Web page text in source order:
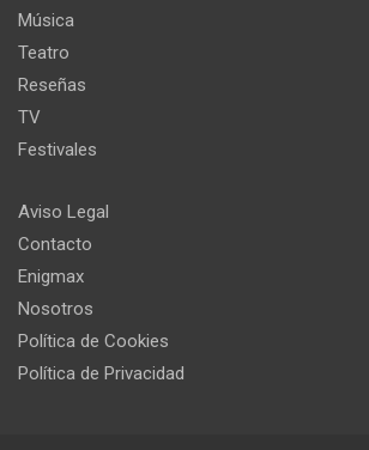
Música
Teatro
Reseñas
TV
Festivales
Aviso Legal
Contacto
Enigmax
Nosotros
Política de Cookies
Política de Privacidad